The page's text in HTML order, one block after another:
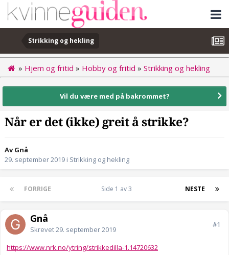
Strikking og hekling
» Hjem og fritid » Hobby og fritid » Strikking og hekling
Vil du være med på bakrommet?
Når er det (ikke) greit å strikke?
Av Gnå
29. september 2019 i Strikking og hekling
FORRIGE NESTE
Side 1 av 3
Gnå
Skrevet29. september 2019
#1
https://www.nrk.no/ytring/strikkedilla-1.14720632